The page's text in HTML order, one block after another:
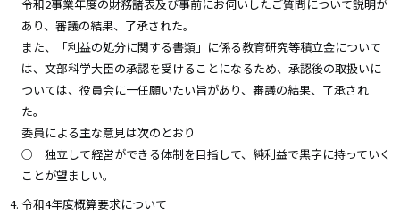
令和2事業年度の財務諸表及び事前にお伺いしたご質問について説明が
あり、審議の結果、了承された。
また、「利益の処分に関する書類」に係る教育研究等積立金について
は、文部科学大臣の承認を受けることになるため、承認後の取扱いに
ついては、役員会に一任願いたい旨があり、審議の結果、了承され
た。
委員による主な意見は次のとおり
○ 独立して経営ができる体制を目指して、純利益で黒字に持っていく
ことが望ましい。
令和4年度概算要求について